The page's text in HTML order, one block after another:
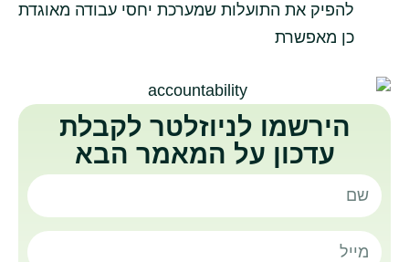
להפיק את התועלות שמערכת יחסי עבודה מאוגדת
כן מאפשרת
הירשמו לניוזלטר לקבלת
עדכון על המאמר הבא